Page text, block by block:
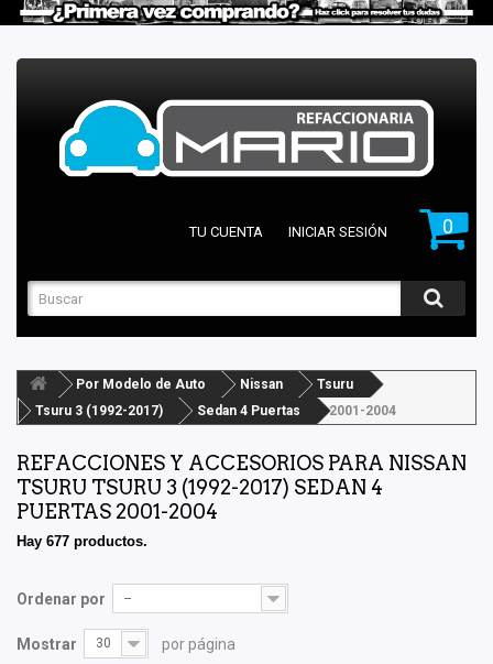
0
TU CUENTA INICIAR SESIÓN
Por Modelo de Auto Nissan
Tsuru
Tsuru 3 (1992-2017)
Sedan 4 Puertas 2001-2004
REFACCIONES Y ACCESORIOS PARA NISSAN
TSURU TSURU 3 (1992-2017) SEDAN 4
PUERTAS 2001-2004
Hay 677 productos.
Ordenar por --
Mostrar 30 por página